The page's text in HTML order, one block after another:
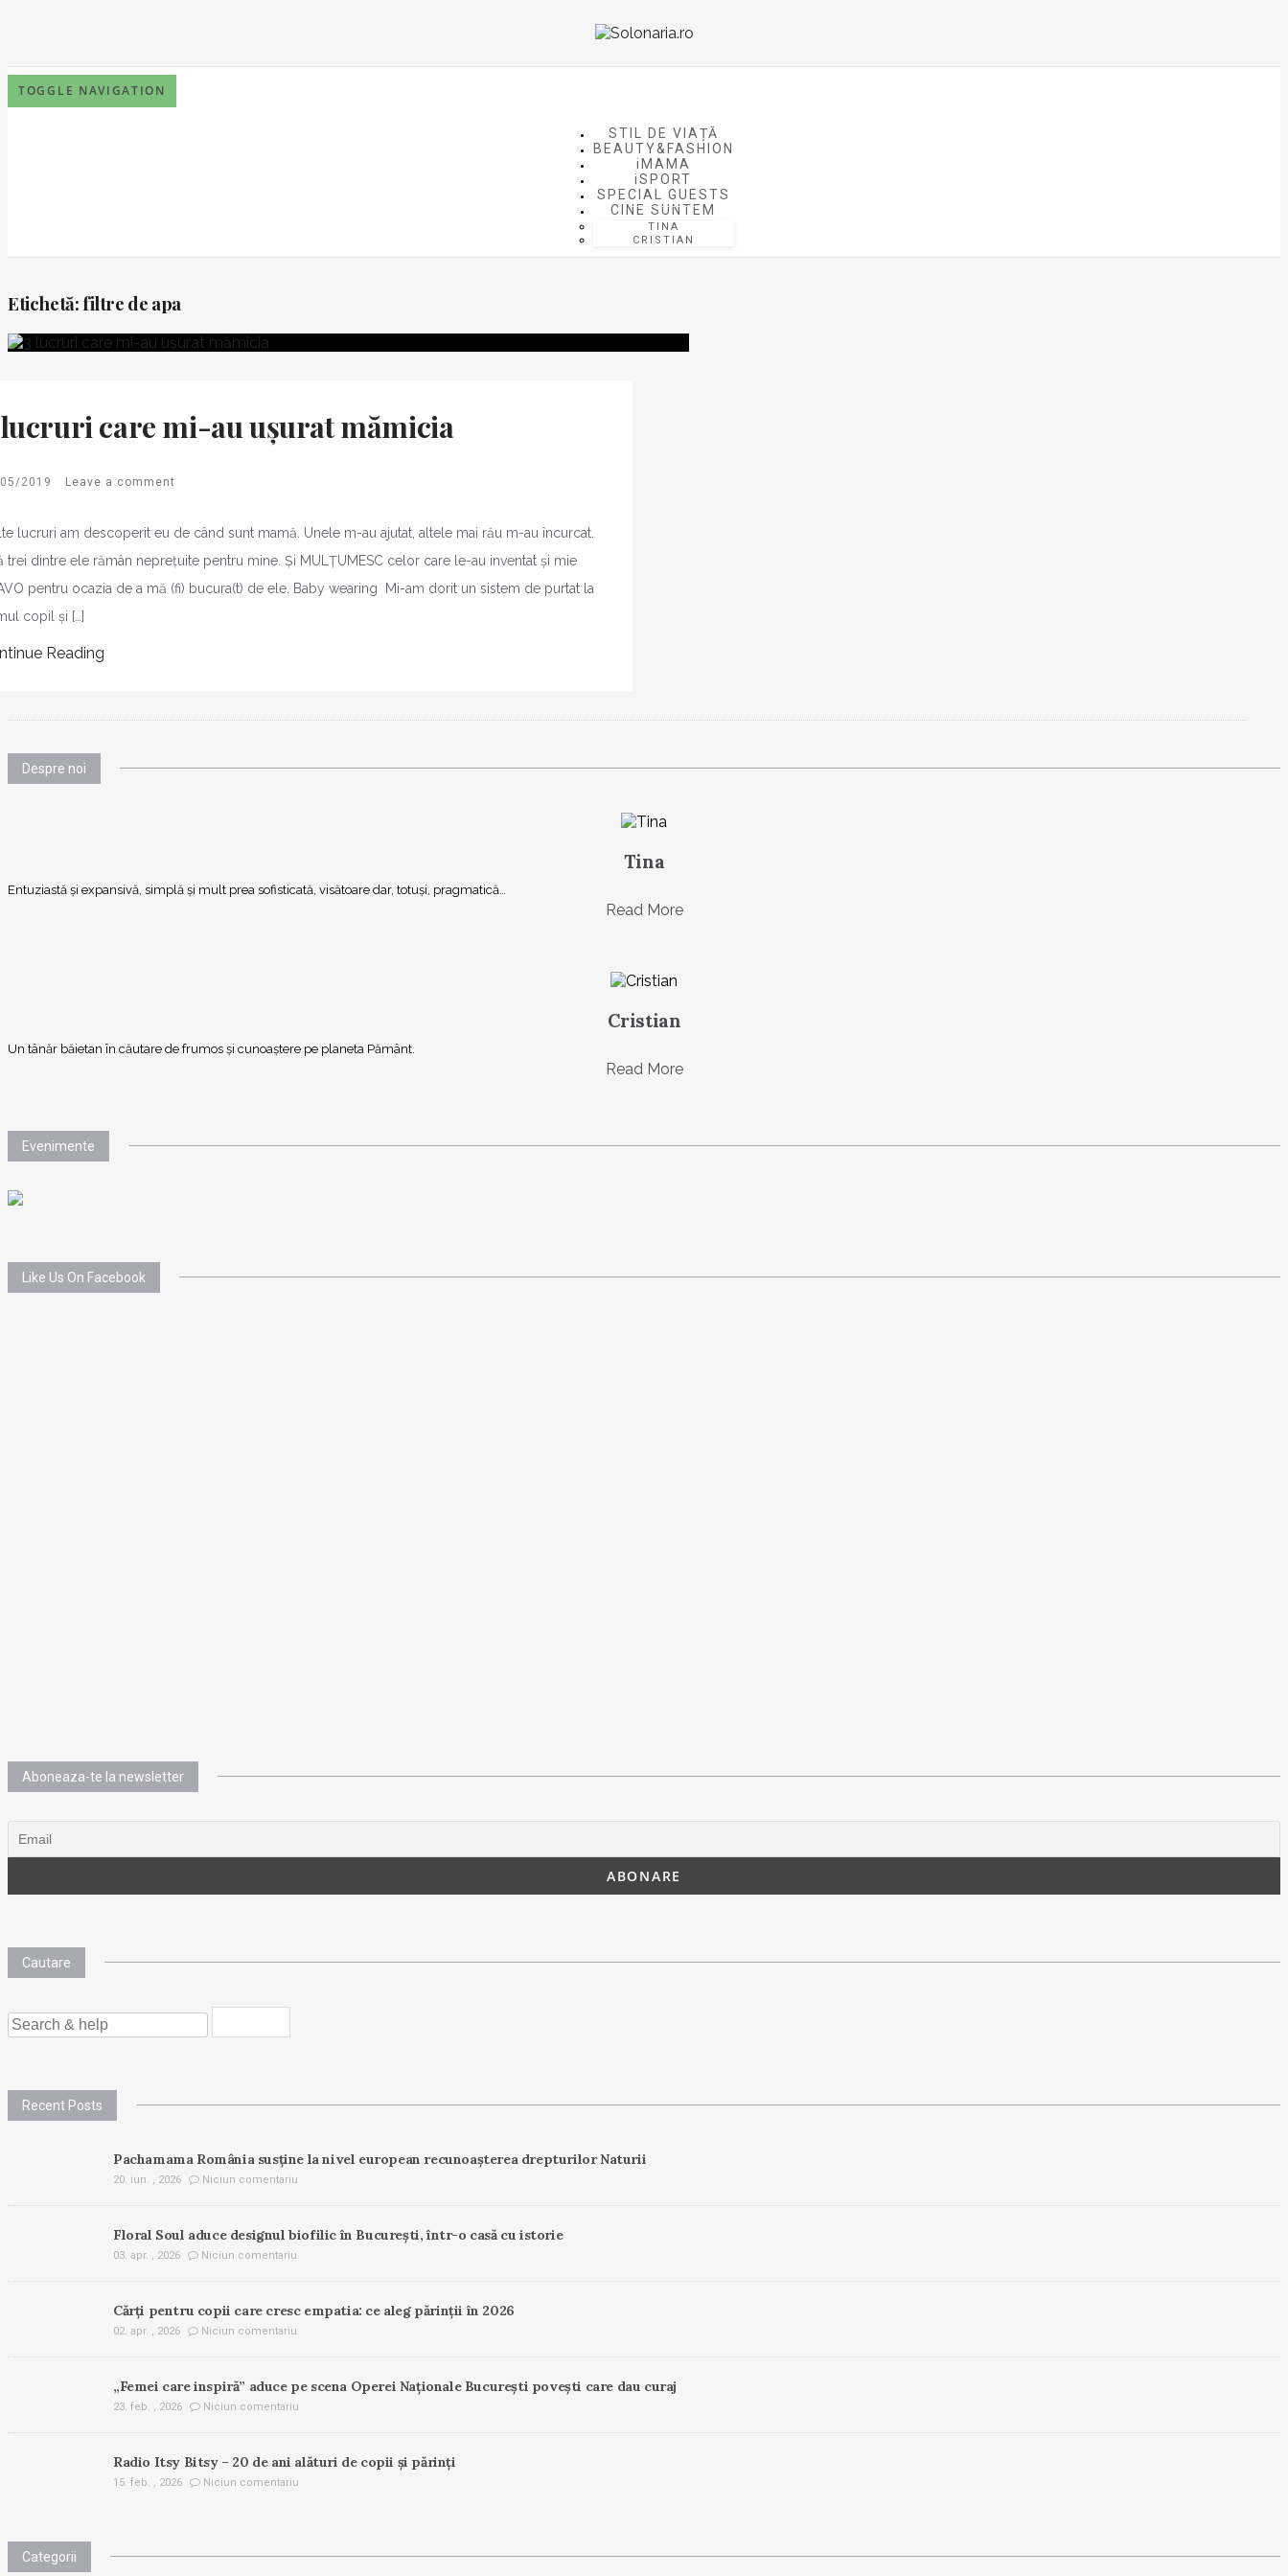
TOGGLE NAVIGATION
STIL DE VIAȚĂ
BEAUTY&FASHION
iMAMA
iSPORT
SPECIAL GUESTS
CINE SUNTEM
TINA
CRISTIAN
Etichetă: filtre de apa
care mi-au ușurat mămicia
2019 Leave a comment
lucruri am descoperit eu de când sunt mamă. Unele m-au ajutat, altele mai rău m-au încurcat.
trei dintre ele rămân neprețuite pentru mine. Și MULȚUMESC celor care le-au inventat și mie
pentru ocazia de a mă (fi) bucura(t) de ele. Baby wearing Mi-am dorit un sistem de purtat la
copil și […]
Reading
Despre noi
Tina
Entuziastă şi expansivă, simplă şi mult prea sofisticată, visătoare dar, totuşi, pragmatică…
Read More
Cristian
Un tânăr băietan în căutare de frumos și cunoaștere pe planeta Pământ.
Read More
Evenimente
Like Us On Facebook
Aboneaza-te la newsletter
Cautare
SEARCH
FOR:
Recent Posts
Pachamama România susține la nivel european recunoașterea drepturilor Naturii
20. iun. , 2026 Niciun comentariu
Floral Soul aduce designul biofilic în București, într-o casă cu istorie
03. apr. , 2026 Niciun comentariu
Cărți pentru copii care cresc empatia: ce aleg părinții în 2026
02. apr. , 2026 Niciun comentariu
„Femei care inspiră” aduce pe scena Operei Naționale București povești care dau curaj
23. feb. , 2026 Niciun comentariu
Radio Itsy Bitsy – 20 de ani alături de copii și părinți
15. feb. , 2026 Niciun comentariu
Categorii